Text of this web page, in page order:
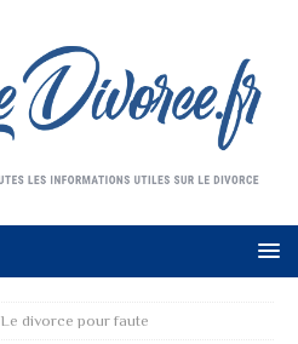
Le divorce pour faute